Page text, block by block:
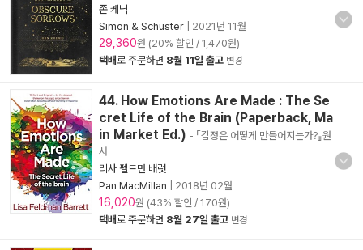
존 케닉
Simon & Schuster
2021년 11월
29,360원 (20% 할인 / 1,470원)
택배로 주문하면 8월 11일 출고 변경
44. How Emotions Are Made : The Se
cret Life of the Brain (Paperback, Ma
in Market Ed.) - 『감정은 어떻게 만들어지는가?』원
서
리사 펠드먼 배럿
Pan MacMillan
2018년 02월
16,020원 (43% 할인 / 170원)
택배로 주문하면 8월 27일 출고 변경